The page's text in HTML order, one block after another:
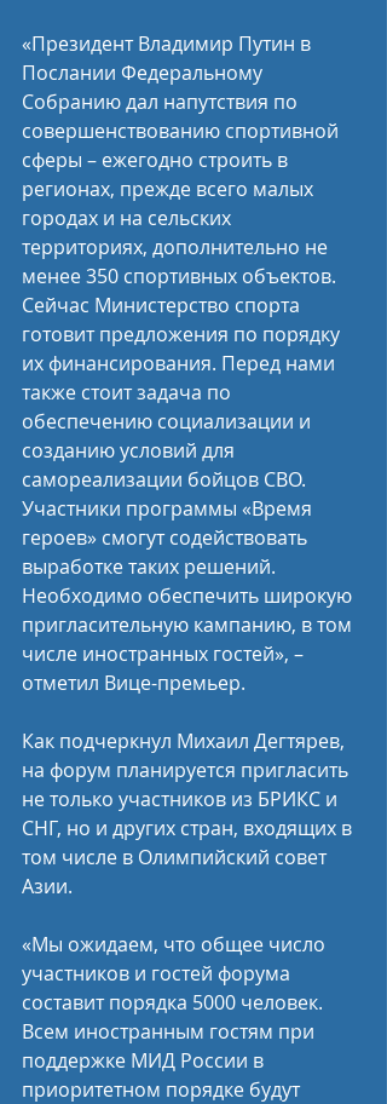
«Президент Владимир Путин в
Послании Федеральному
Собранию дал напутствия по
совершенствованию спортивной
сферы – ежегодно строить в
регионах, прежде всего малых
городах и на сельских
территориях, дополнительно не
менее 350 спортивных объектов.
Сейчас Министерство спорта
готовит предложения по порядку
их финансирования. Перед нами
также стоит задача по
обеспечению социализации и
созданию условий для
самореализации бойцов СВО.
Участники программы «Время
героев» смогут содействовать
выработке таких решений.
Необходимо обеспечить широкую
пригласительную кампанию, в том
числе иностранных гостей», –
отметил Вице-премьер.
Как подчеркнул Михаил Дегтярев,
на форум планируется пригласить
не только участников из БРИКС и
СНГ, но и других стран, входящих в
том числе в Олимпийский совет
Азии.
«Мы ожидаем, что общее число
участников и гостей форума
составит порядка 5000 человек.
Всем иностранным гостям при
поддержке МИД России в
приоритетном порядке будут